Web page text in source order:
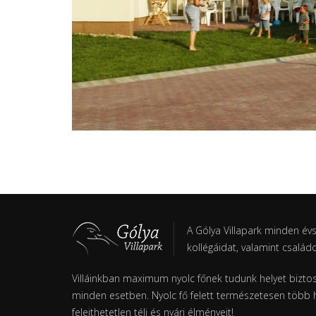
A Gólya Villapark minden
kollégáidat, valamint
Villáinkban maximum nyolc főnek tudunk helyet
minden esetben. Nyolc fő felett természetesen több
felejthetetlen téli és nyári élményeit!